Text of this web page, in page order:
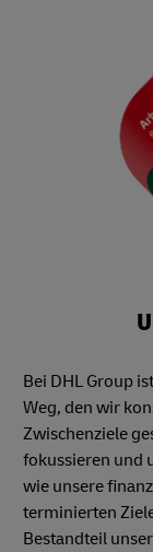
Bei DHL Group
Weg, den wir
Zwischenziele
fokussieren und
wie unsere
terminierten
Bestandteil